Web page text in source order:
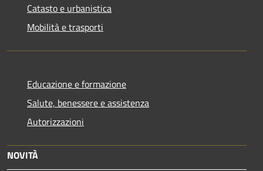
Catasto e urbanistica
Mobilità e trasporti
Educazione e formazione
Salute, benessere e assistenza
Autorizzazioni
NOVITÀ